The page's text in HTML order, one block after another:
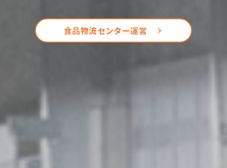
食品通販物流
食品物流センター運営